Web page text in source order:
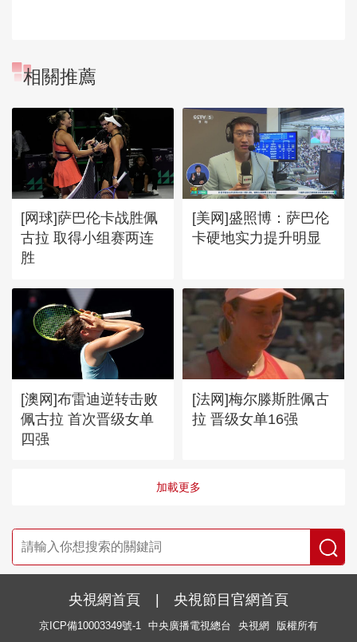
相關推薦
[网球]萨巴伦卡战胜佩
古拉 取得小组赛两连
胜
[美网]盛照博：萨巴伦
卡硬地实力提升明显
[澳网]布雷迪逆转击败
佩古拉 首次晋级女单
四强
[法网]梅尔滕斯胜佩古
拉 晋级女单16强
加載更多
央視網首頁 | 央視節目官網首頁
京ICP備10003349號-1 中央廣播電視總台 央視網 版權所有